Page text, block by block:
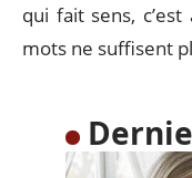
qui fait sens,
mots ne suffisent